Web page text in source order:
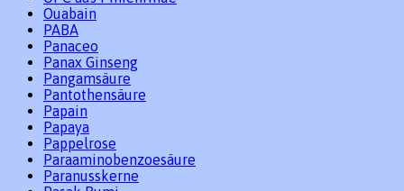
Ouabain
PABA
Panaceo
Panax Ginseng
Pangamsäure
Pantothensäure
Papain
Papaya
Pappelrose
Paraaminobenzoesäure
Paranusskerne